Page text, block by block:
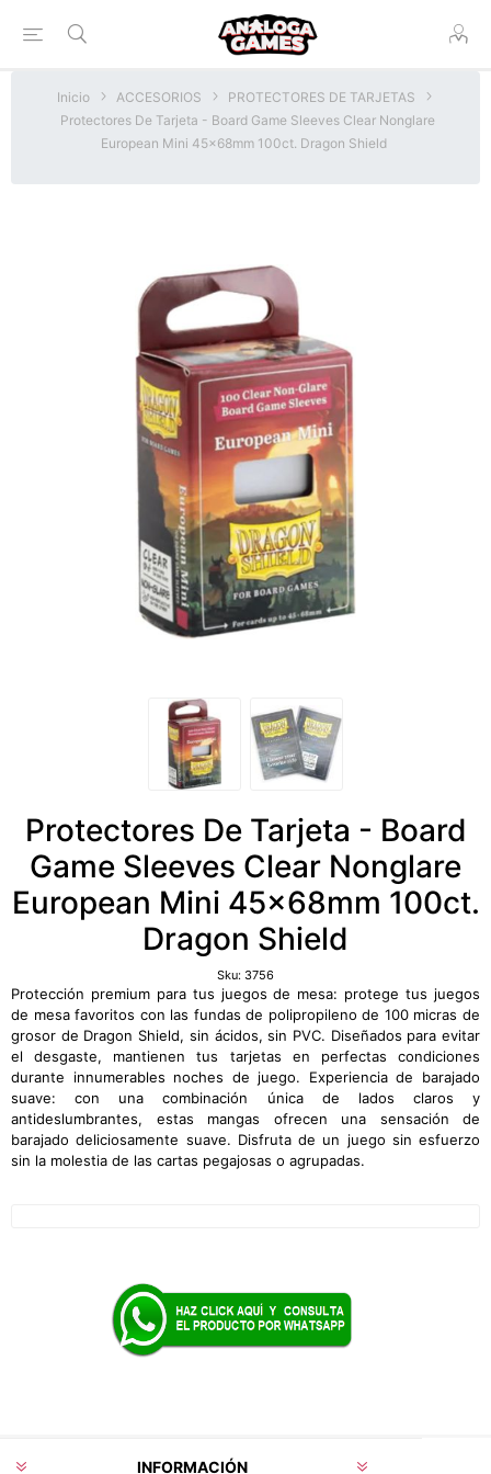
Inicio ACCESORIOS
PROTECTORES DE TARJETAS
Protectores De Tarjeta - Board Game Sleeves Clear Nonglare
European Mini 45x68mm 100ct. Dragon Shield
Protectores De Tarjeta - Board
Game Sleeves Clear Nonglare
European Mini 45x68mm 100ct.
Dragon Shield
Sku: 3756
Protección premium para tus juegos de mesa: protege tus juegos
de mesa favoritos con las fundas de polipropileno de 100 micras de
grosor de Dragon Shield, sin ácidos, sin PVC. Diseñados para evitar
el desgaste, mantienen tus tarjetas en perfectas condiciones
durante innumerables noches de juego. Experiencia de barajado
suave: con una combinación única de lados claros y
antideslumbrantes, estas mangas ofrecen una sensación de
barajado deliciosamente suave. Disfruta de un juego sin esfuerzo
sin la molestia de las cartas pegajosas o agrupadas.
INFORMACIÓN